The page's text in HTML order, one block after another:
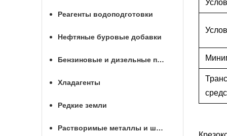
Реагенты водоподготовки
Нефтяные буровые добавки
Бензиновые и дизельные присадки
Хладагенты
Редкие земли
Растворимые металлы и шары для МГРП